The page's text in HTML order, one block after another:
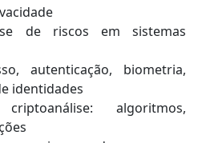
de riscos em sistemas
autenticação, biometria,
identidades
algoritmos,